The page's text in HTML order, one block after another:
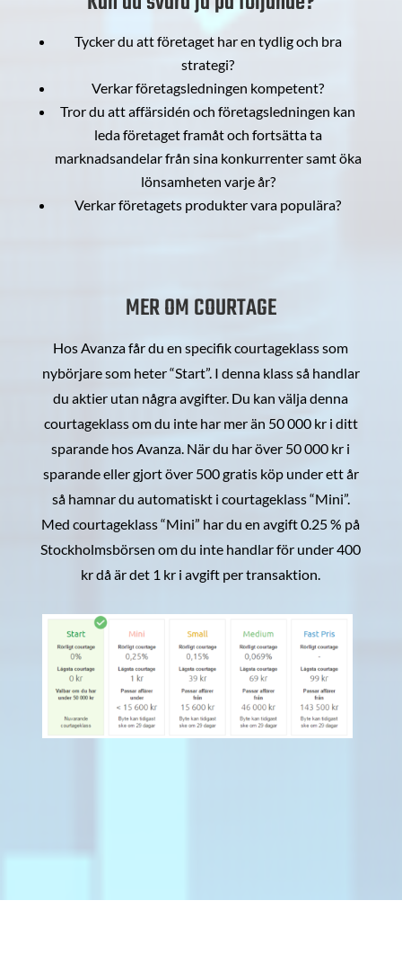
Tycker du att företaget har en tydlig och bra
strategi?
Verkar företagsledningen kompetent?
Tror du att affärsidén och företagsledningen kan
leda företaget framåt och fortsätta ta
marknadsandelar från sina konkurrenter samt öka
lönsamheten varje år?
Verkar företagets produkter vara populära?
MER OM COURTAGE
Hos Avanza får du en specifik courtageklass som
nybörjare som heter “Start”. I denna klass så handlar
du aktier utan några avgifter. Du kan välja denna
courtageklass om du inte har mer än 50 000 kr i ditt
sparande hos Avanza. När du har över 50 000 kr i
sparande eller gjort över 500 gratis köp under ett år
så hamnar du automatiskt i courtageklass “Mini”.
Med courtageklass “Mini” har du en avgift 0.25 % på
Stockholmsbörsen om du inte handlar för under 400
kr då är det 1 kr i avgift per transaktion.